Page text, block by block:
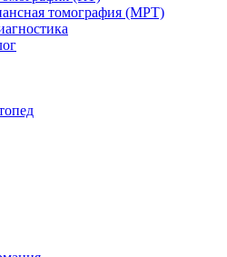
томография (МРТ)